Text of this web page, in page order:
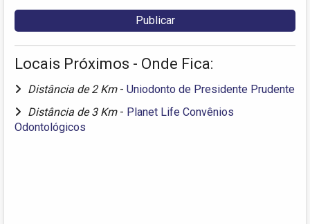
Locais Próximos - Onde Fica:
Distância de 2 Km - Uniodonto de Presidente Prudente
Distância de 3 Km - Planet Life Convênios
Odontológicos